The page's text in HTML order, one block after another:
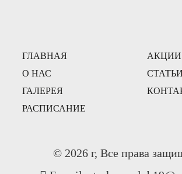
ГЛАВНАЯ
О НАС
ГАЛЕРЕЯ
РАСПИСАНИЕ
СТАТЬИ
© 2026 г, Все права